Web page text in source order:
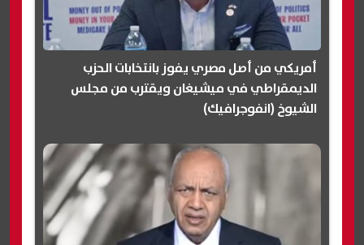
أمريكي من أصل مصري يفوز بانتخابات الحزب
الديمقراطي في ميشيغان ويقترب من مجلس
الشيوخ (انفوجرافيك)